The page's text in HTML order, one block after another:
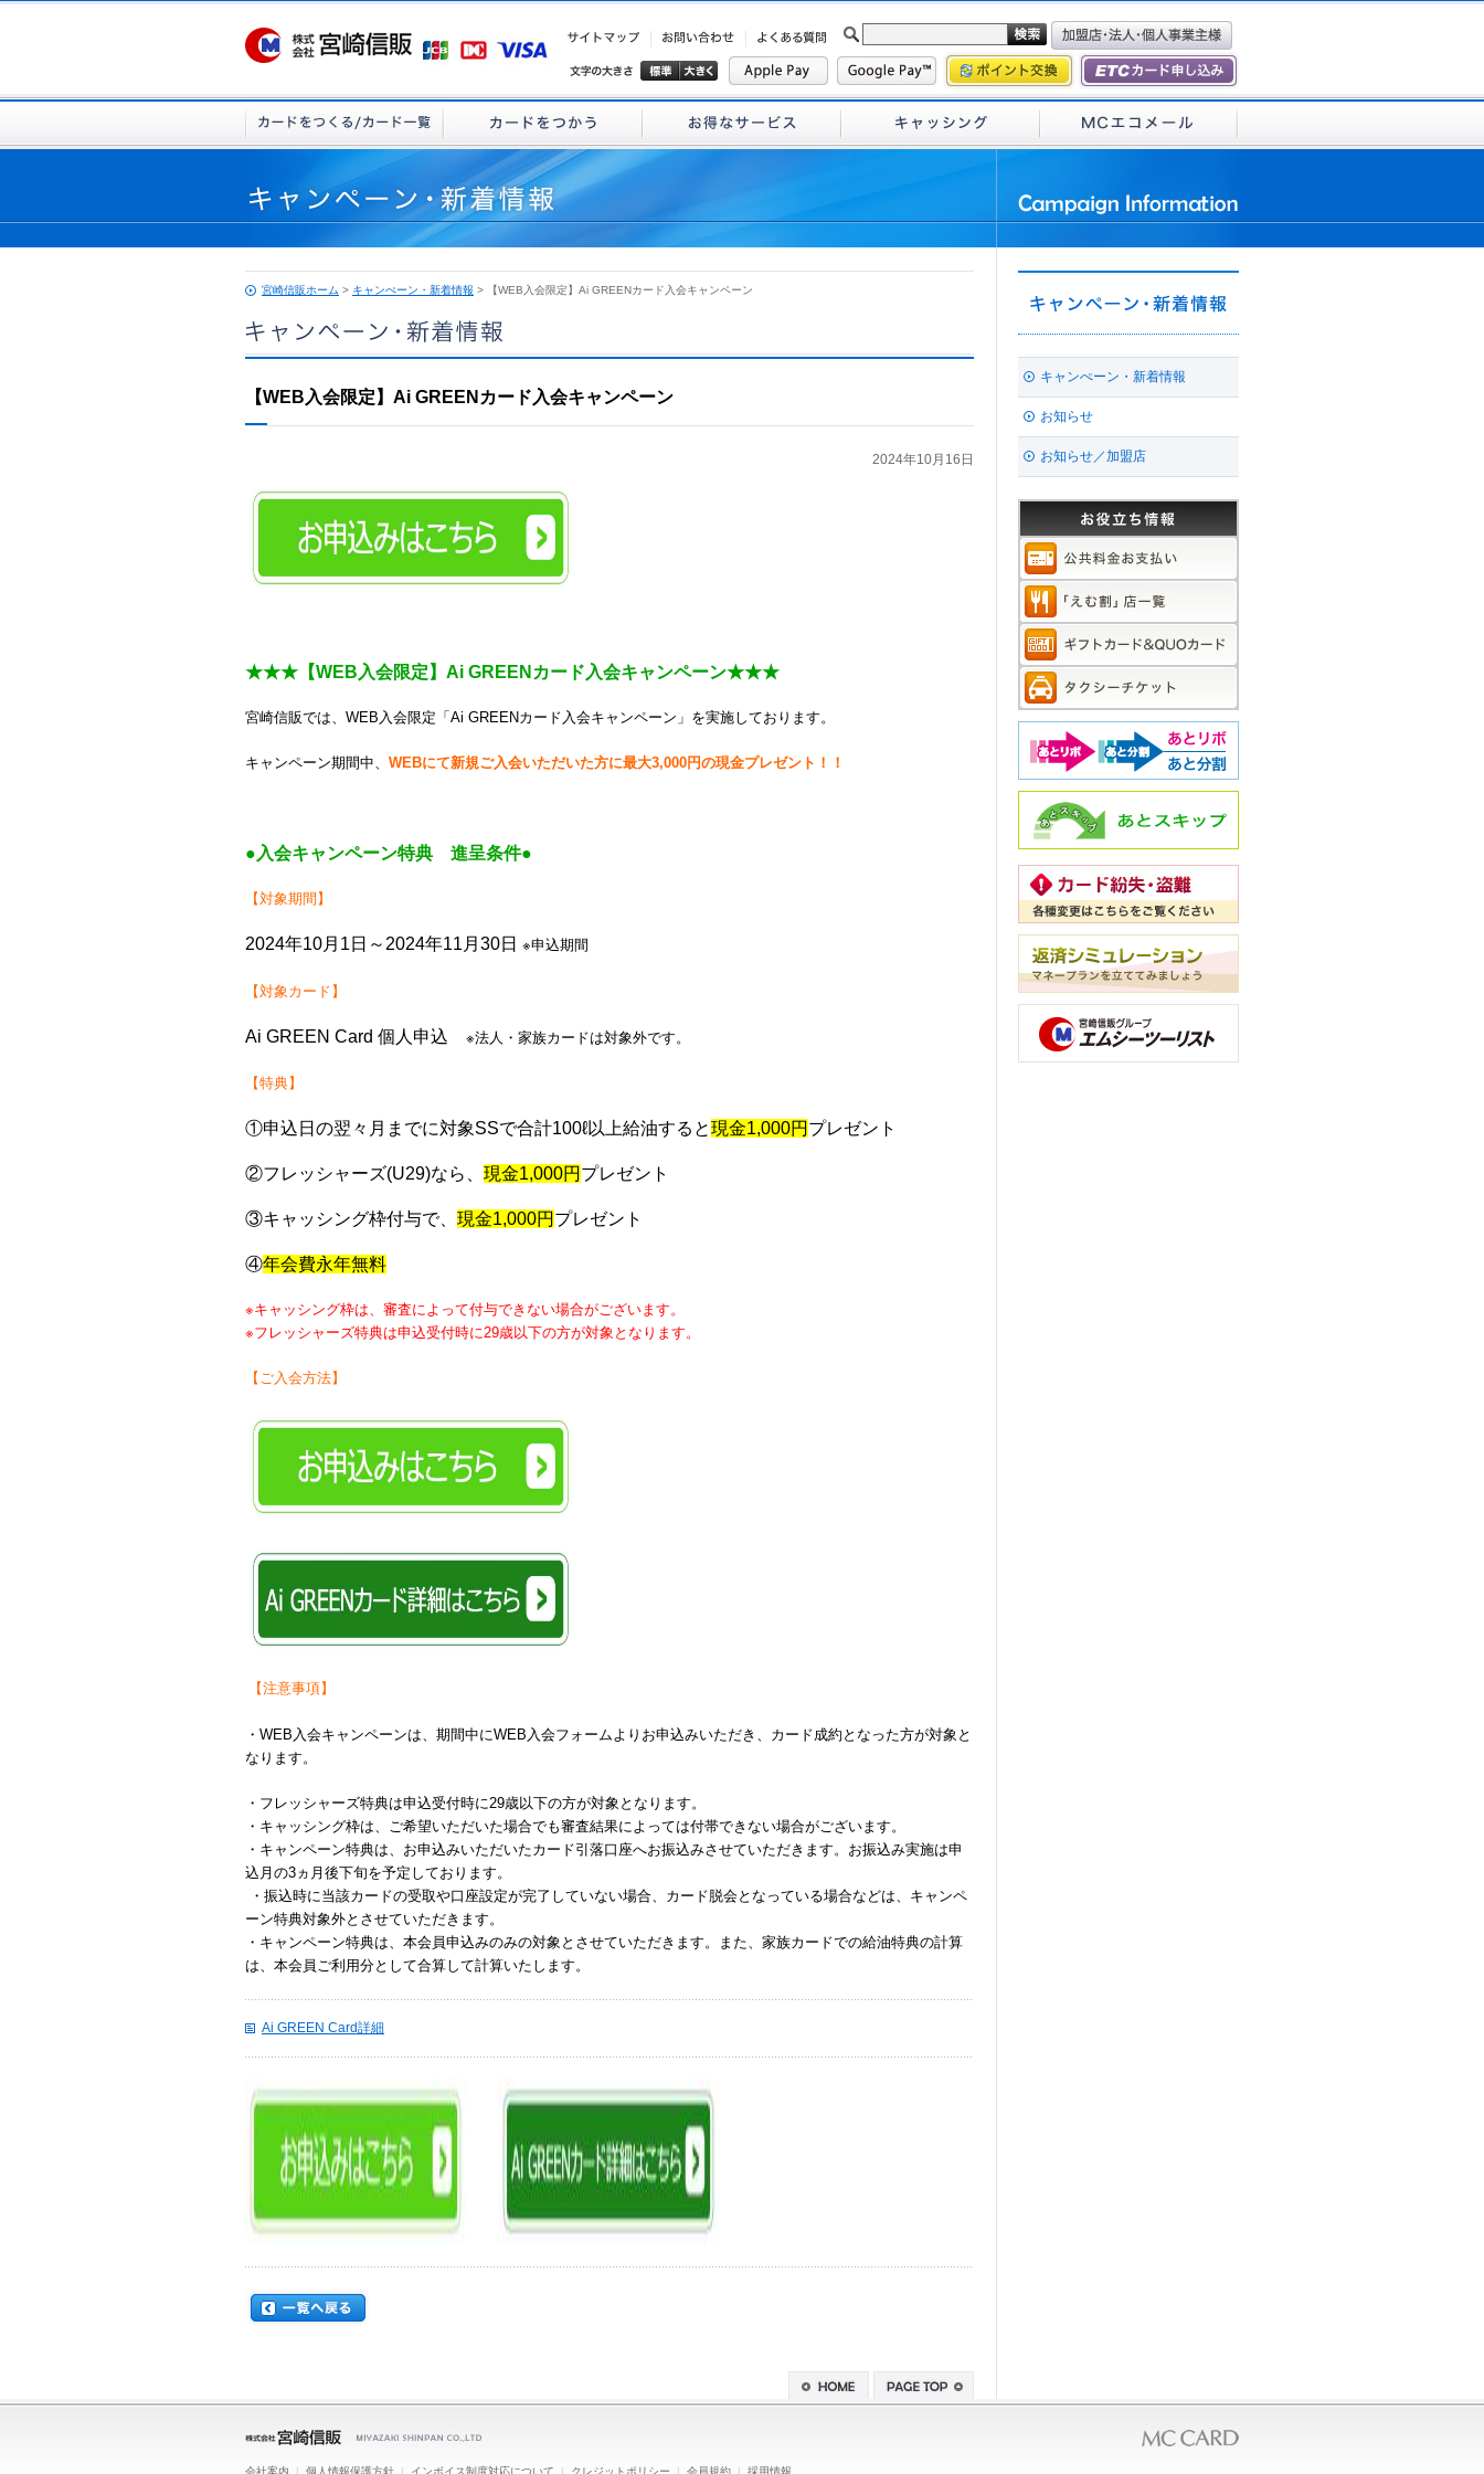
宮崎信販ホーム > キャンぺーン・新着情報 > 【WEB入会限定】Ai GREENカード入会キャンペーン
【WEB入会限定】Ai GREENカード入会キャンペーン
2024年10月16日
★★★【WEB入会限定】Ai GREENカード入会キャンペーン★★★
宮崎信販では、WEB入会限定「Ai GREENカード入会キャンペーン」を実施しております。
キャンペーン期間中、 WEBにて新規ご入会いただいた方に最大3,000円の現金プレゼント！！
●入会キャンペーン特典 進呈条件●
【対象期間】
2024年10月1日～2024年11月30日 ※申込期間
【対象カード】
Ai GREEN Card 個人申込 ※法人・家族カードは対象外です。
【特典】
①申込日の翌々月までに対象SSで合計100ℓ以上給油すると現金1,000円 プレゼント
②フレッシャーズ(U29)なら、 現金1,000円 プレゼント
③キャッシング枠付与で、 現金1,000円 プレゼント
④年会費永年無料
※キャッシング枠は、審査によって付与できない場合がございます。
※フレッシャーズ特典は申込受付時に29歳以下の方が対象となります。
【ご入会方法】
【注意事項】
・WEB入会キャンペーンは、期間中にWEB入会フォームよりお申込みいただき、カード成約となった方が対象と
なります。
・フレッシャーズ特典は申込受付時に29歳以下の方が対象となります。
・キャッシング枠は、ご希望いただいた場合でも審査結果によっては付帯できない場合がございます。
・キャンペーン特典は、お申込みいただいたカード引落口座へお振込みさせていただきます。お振込み実施は申
込月の3ヵ月後下旬を予定しております。
・振込時に当該カードの受取や口座設定が完了していない場合、カード脱会となっている場合などは、キャンペ
ーン特典対象外とさせていただきます。
・キャンペーン特典は、本会員申込みのみの対象とさせていただきます。また、家族カードでの給油特典の計算
は、本会員ご利用分として合算して計算いたします。
Ai GREEN Card詳細
キャンぺーン・新着情報
お知らせ
お知らせ／加盟店
会社案内 | 個人情報保護方針 | インボイス制度対応について | クレジットポリシー | 会員規約 | 採用情報